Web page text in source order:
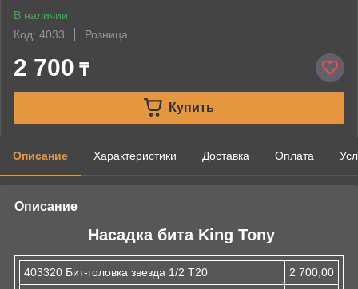
В наличии
Код: 4033
Розница
2 700 ₸
Купить
Описание Характеристики Доставка Оплата
Описание
Насадка бита King Tony
403320 Бит-головка звезда 1/2 Т20
2 700,00